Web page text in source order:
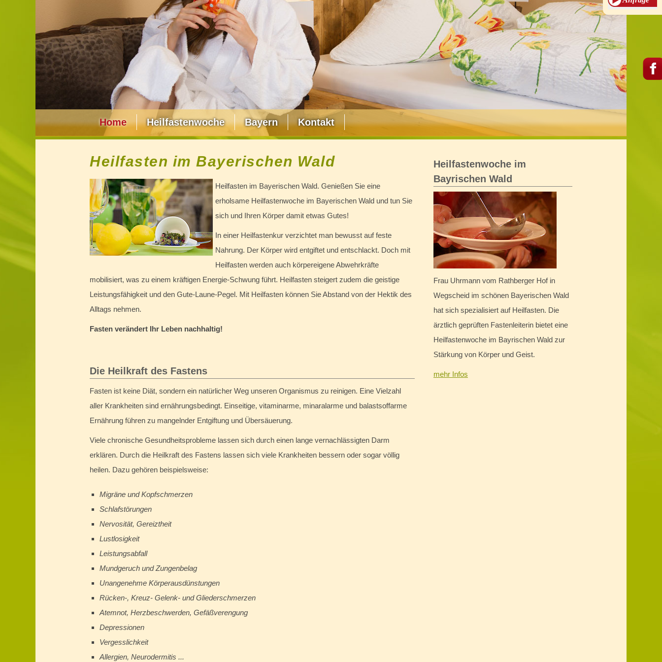
Home Heilfastenwoche Bayern Kontakt
Heilfasten im Bayerischen Wald
Heilfasten im Bayerischen Wald. Genießen Sie eine
erholsame Heilfastenwoche im Bayerischen Wald und tun Sie
sich und Ihren Körper damit etwas Gutes!
In einer Heilfastenkur verzichtet man bewusst auf feste
Nahrung. Der Körper wird entgiftet und entschlackt. Doch mit
Heilfasten werden auch körpereigene Abwehrkräfte
mobilisiert, was zu einem kräftigen Energie-Schwung führt. Heilfasten steigert zudem die geistige
Leistungsfähigkeit und den Gute-Laune-Pegel. Mit Heilfasten können Sie Abstand von der Hektik des
Alltags nehmen.
Fasten verändert Ihr Leben nachhaltig!
Die Heilkraft des Fastens
Fasten ist keine Diät, sondern ein natürlicher Weg unseren Organismus zu reinigen. Eine Vielzahl
aller Krankheiten sind ernährungsbedingt. Einseitige, vitaminarme, minaralarme und balastsoffarme
Ernährung führen zu mangelnder Entgiftung und Übersäuerung.
Viele chronische Gesundheitsprobleme lassen sich durch einen lange vernachlässigten Darm
erklären. Durch die Heilkraft des Fastens lassen sich viele Krankheiten bessern oder sogar völlig
heilen. Dazu gehören beispielsweise:
Migräne und Kopfschmerzen
Schlafstörungen
Nervosität, Gereiztheit
Lustlosigkeit
Leistungsabfall
Mundgeruch und Zungenbelag
Unangenehme Körperausdünstungen
Rücken-, Kreuz- Gelenk- und Gliederschmerzen
Atemnot, Herzbeschwerden, Gefäßverengung
Depressionen
Vergesslichkeit
Allergien, Neurodermitis ...
Heilfastenwoche im
Bayrischen Wald
Frau Uhrmann vom Rathberger Hof in
Wegscheid im schönen Bayerischen Wald
hat sich spezialisiert auf Heilfasten. Die
ärztlich geprüften Fastenleiterin bietet eine
Heilfastenwoche im Bayrischen Wald zur
Stärkung von Körper und Geist.
mehr Infos